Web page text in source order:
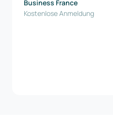
Business France
Kostenlose Anmeldung